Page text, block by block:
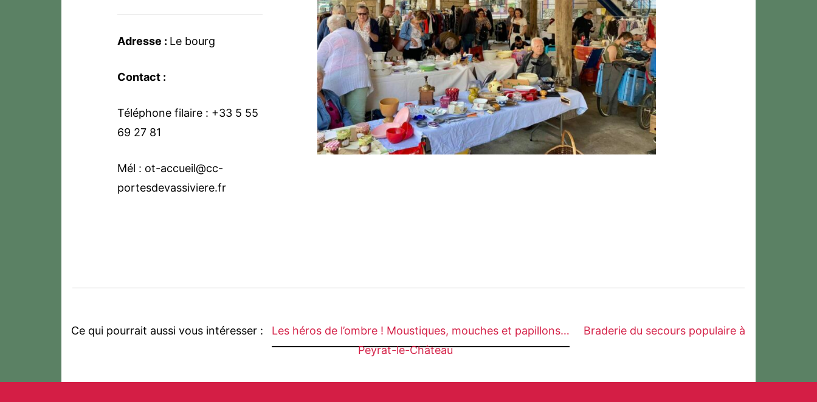
Adresse : Le bourg
Contact :
Téléphone filaire : +33 5 55
69 27 81
Mél : ot-accueil@cc-
portesdevassiviere.fr
Ce qui pourrait aussi vous intéresser : Les héros de l’ombre ! Moustiques, mouches et papillons…
Braderie du secours populaire à
Peyrat-le-Château